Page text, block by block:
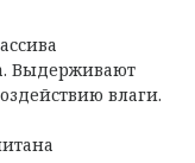
Выдерживают
влаги.